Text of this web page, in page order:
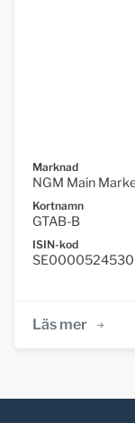
Marknad
NGM Main
Kortnamn
GTAB-B
ISIN-kod
SE0000524530
Läs mer